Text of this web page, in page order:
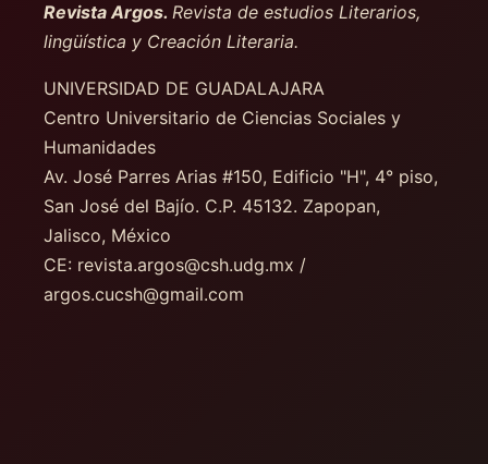
Revista Argos. Revista de estudios Literarios,
lingüística y Creación Literaria.
UNIVERSIDAD DE GUADALAJARA
Centro Universitario de Ciencias Sociales y
Humanidades
Av. José Parres Arias #150, Edificio "H", 4° piso,
San José del Bajío. C.P. 45132. Zapopan,
Jalisco, México
CE: revista.argos@csh.udg.mx /
argos.cucsh@gmail.com